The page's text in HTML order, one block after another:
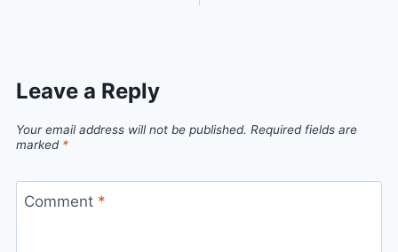
Leave a Reply
Your email address will not be published. Required fields are
marked *
Comment *